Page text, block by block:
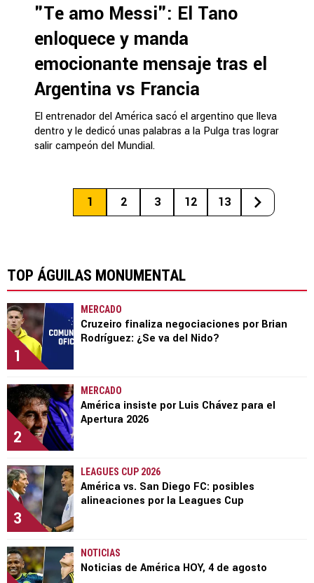
"Te amo Messi": El Tano
enloquece y manda
emocionante mensaje tras el
Argentina vs Francia
El entrenador del América sacó el argentino que lleva
dentro y le dedicó unas palabras a la Pulga tras lograr
salir campeón del Mundial.
1 2 3 12 13
TOP ÁGUILAS MONUMENTAL
1
MERCADO
Cruzeiro finaliza negociaciones por Brian
Rodríguez: ¿Se va del Nido?
2
MERCADO
América insiste por Luis Chávez para el
Apertura 2026
3
LEAGUES CUP 2026
América vs. San Diego FC: posibles
alineaciones por la Leagues Cup
NOTICIAS
Noticias de América HOY, 4 de agosto